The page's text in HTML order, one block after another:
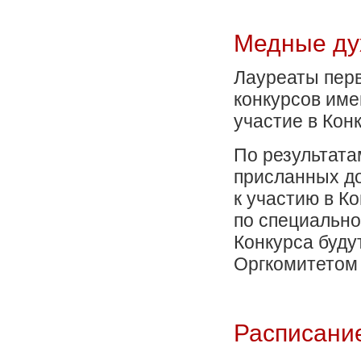
Медные
Лауреаты
конкурсов
участие в
По
присланных
к участию в
по
Конкурса